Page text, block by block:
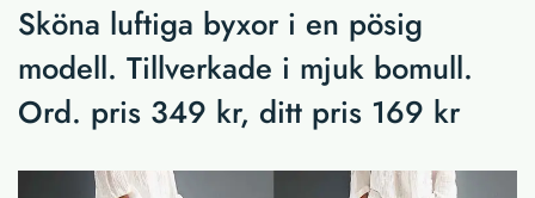
Sköna luftiga byxor i en pösig
modell. Tillverkade i mjuk bomull.
Ord. pris 349 kr, ditt pris 169 kr